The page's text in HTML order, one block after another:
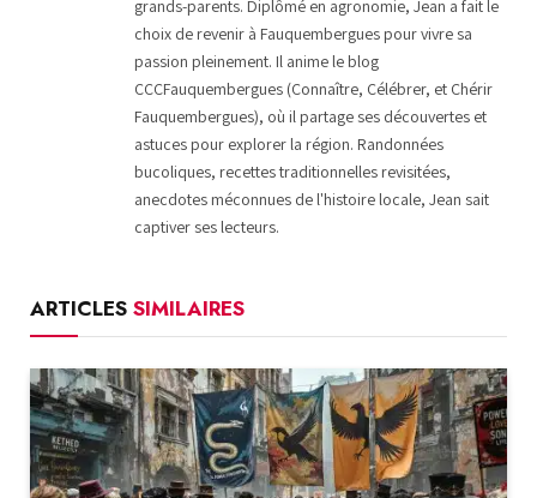
grands-parents. Diplômé en agronomie, Jean a fait le
choix de revenir à Fauquembergues pour vivre sa
passion pleinement. Il anime le blog
CCCFauquembergues (Connaître, Célébrer, et Chérir
Fauquembergues), où il partage ses découvertes et
astuces pour explorer la région. Randonnées
bucoliques, recettes traditionnelles revisitées,
anecdotes méconnues de l'histoire locale, Jean sait
captiver ses lecteurs.
ARTICLES SIMILAIRES